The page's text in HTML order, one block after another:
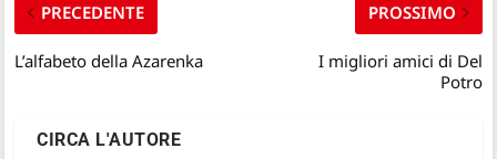
PRECEDENTE
L’alfabeto della Azarenka
PROSSIMO
I migliori amici di Del
Potro
CIRCA L'AUTORE